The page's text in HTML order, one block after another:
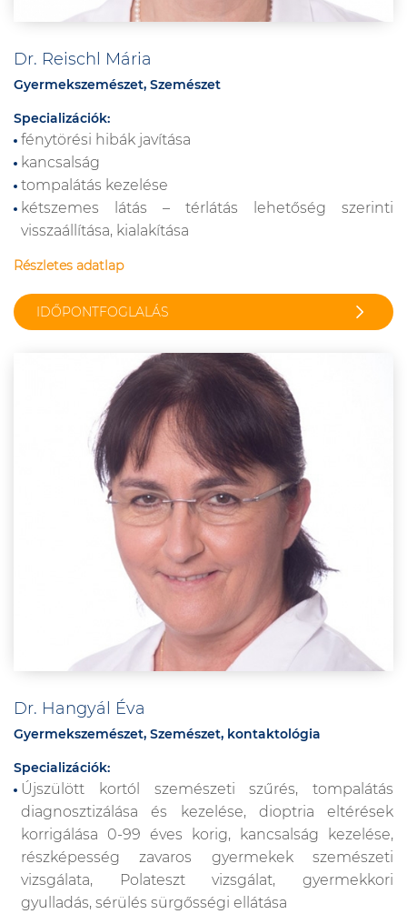
Dr. Reischl Mária
Gyermekszemészet, Szemészet
Specializációk:
fénytörési hibák javítása
kancsalság
tompalátás kezelése
kétszemes látás – térlátás lehetőség szerinti
visszaállítása, kialakítása
Részletes adatlap
IDŐPONTFOGLALÁS
Dr. Hangyál Éva
Gyermekszemészet, Szemészet, kontaktológia
Specializációk:
Újszülött kortól szemészeti szűrés, tompalátás
diagnosztizálása és kezelése, dioptria eltérések
korrigálása 0-99 éves korig, kancsalság kezelése,
részképesség zavaros gyermekek szemészeti
vizsgálata, Polateszt vizsgálat, gyermekkori
gyulladás, sérülés sürgősségi ellátása